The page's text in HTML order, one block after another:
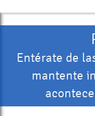
Entérate de
mantente